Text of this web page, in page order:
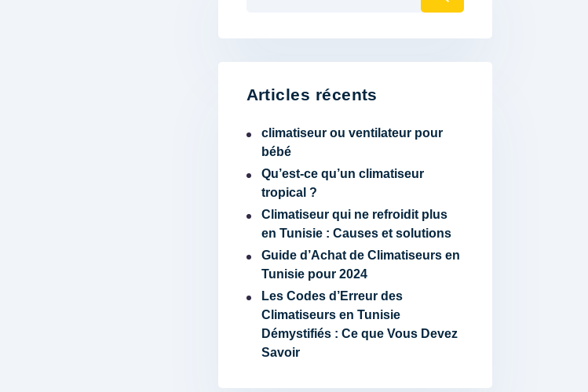
Articles récents
climatiseur ou ventilateur pour
bébé
Qu’est-ce qu’un climatiseur
tropical ?
Climatiseur qui ne refroidit plus
en Tunisie : Causes et solutions
Guide d’Achat de Climatiseurs en
Tunisie pour 2024
Les Codes d’Erreur des
Climatiseurs en Tunisie
Démystifiés : Ce que Vous Devez
Savoir